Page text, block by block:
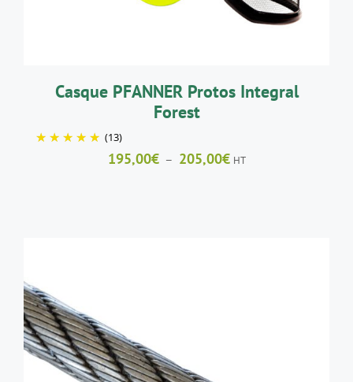
OPTIONS
PEUVENT
LA
PAGE
Casque PFANNER Protos Integral
Forest
(13)
195,00€ – 205,00€Plage
HT